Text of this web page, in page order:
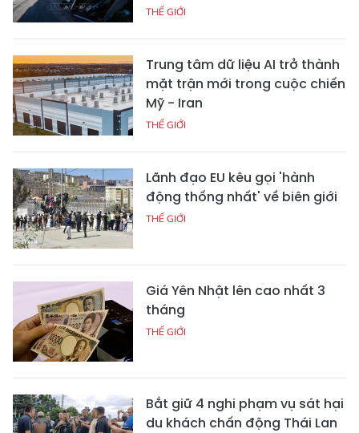
THẾ GIỚI
Trung tâm dữ liệu AI trở thành
mặt trận mới trong cuộc chiến
Mỹ - Iran
THẾ GIỚI
Lãnh đạo EU kêu gọi 'hành
động thống nhất' về biên giới
THẾ GIỚI
Giá Yên Nhật lên cao nhất 3
tháng
THẾ GIỚI
Bắt giữ 4 nghi phạm vụ sát hại
du khách chấn động Thái Lan